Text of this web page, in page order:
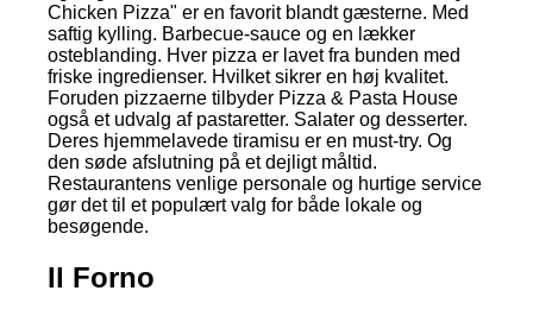
Chicken Pizza" er en favorit blandt gæsterne. Med
saftig kylling. Barbecue-sauce og en lækker
osteblanding. Hver pizza er lavet fra bunden med
friske ingredienser. Hvilket sikrer en høj kvalitet.
Foruden pizzaerne tilbyder Pizza & Pasta House
også et udvalg af pastaretter. Salater og desserter.
Deres hjemmelavede tiramisu er en must-try. Og
den søde afslutning på et dejligt måltid.
Restaurantens venlige personale og hurtige service
gør det til et populært valg for både lokale og
besøgende.
Il Forno